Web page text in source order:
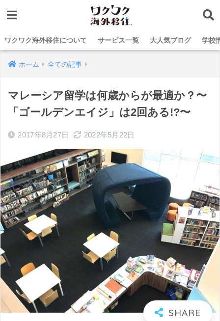
ワクワク海外移住について サービス一覧 大人気ブログ 学校
ホーム 全ての記事
マレーシア留学は何歳からが最適か？〜
「ゴールデンエイジ」は2回ある!?〜
2017年8月27日 2022年5月22日